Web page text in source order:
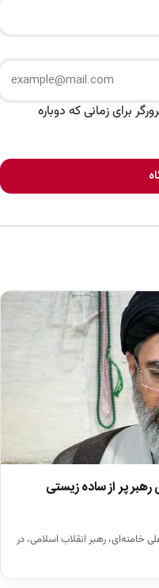
برای زمانی که دوباره
پر از ساده زیستی
خامنه‌ای، رهبر انقلاب اسلامی، در